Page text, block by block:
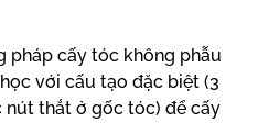
pháp cấy tóc không phẫu
với cấu tạo đặc biệt (3
nút thắt ở gốc tóc) để cấy